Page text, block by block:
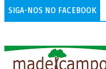
SIGA-NOS NO FACEBOOK